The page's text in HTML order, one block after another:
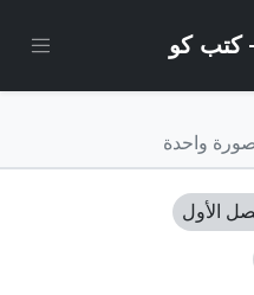
واحدة
الأول